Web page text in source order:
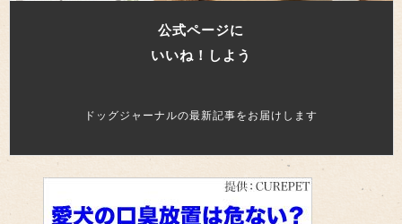
公式ページに
いいね！しよう
ドッグジャーナルの最新記事をお届けします